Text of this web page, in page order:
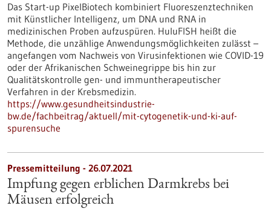
Das Start-up PixelBiotech kombiniert Fluoreszenztechniken
mit Künstlicher Intelligenz, um DNA und RNA in
medizinischen Proben aufzuspüren. HuluFISH heißt die
Methode, die unzählige Anwendungsmöglichkeiten zulässt –
angefangen vom Nachweis von Virusinfektionen wie COVID-19
oder der Afrikanischen Schweinegrippe bis hin zur
Qualitätskontrolle gen- und immuntherapeutischer
Verfahren in der Krebsmedizin.
https://www.gesundheitsindustrie-
bw.de/fachbeitrag/aktuell/mit-cytogenetik-und-ki-auf-
spurensuche
Pressemitteilung - 26.07.2021
Impfung gegen erblichen Darmkrebs bei
Mäusen erfolgreich